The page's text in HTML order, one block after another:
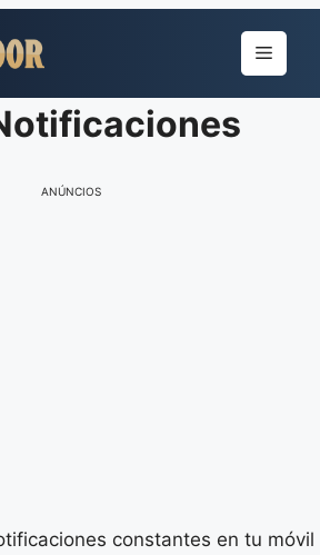
Menu
ANÚNCIOS
constantes en tu móvil